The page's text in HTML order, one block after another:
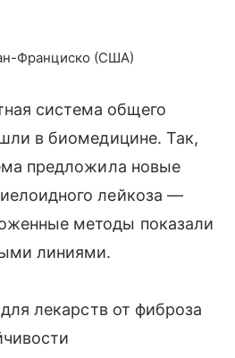
Франциско (США)
система общего
в биомедицине. Так,
предложила новые
лейкоза —
методы показали
линиями.
лекарств от фиброза